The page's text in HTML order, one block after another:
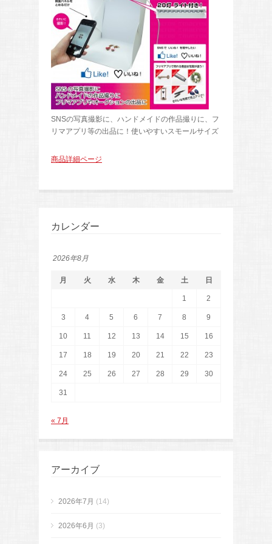
SNSの写真撮影に、ハンドメイドの作品撮りに、フ
リマアプリ等の出品に！使いやすいスモールサイズ
商品詳細ページ
カレンダー
2026年8月
月 火 水 木 金 土 日
1 2
3 4 5 6 7 8 9
10 11 12 13 14 15 16
17 18 19 20 21 22 23
24 25 26 27 28 29 30
31
« 7月
アーカイブ
2026年7月 (14)
2026年6月 (3)